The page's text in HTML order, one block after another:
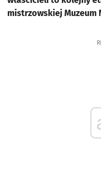
mistrzowskiej Muzeum